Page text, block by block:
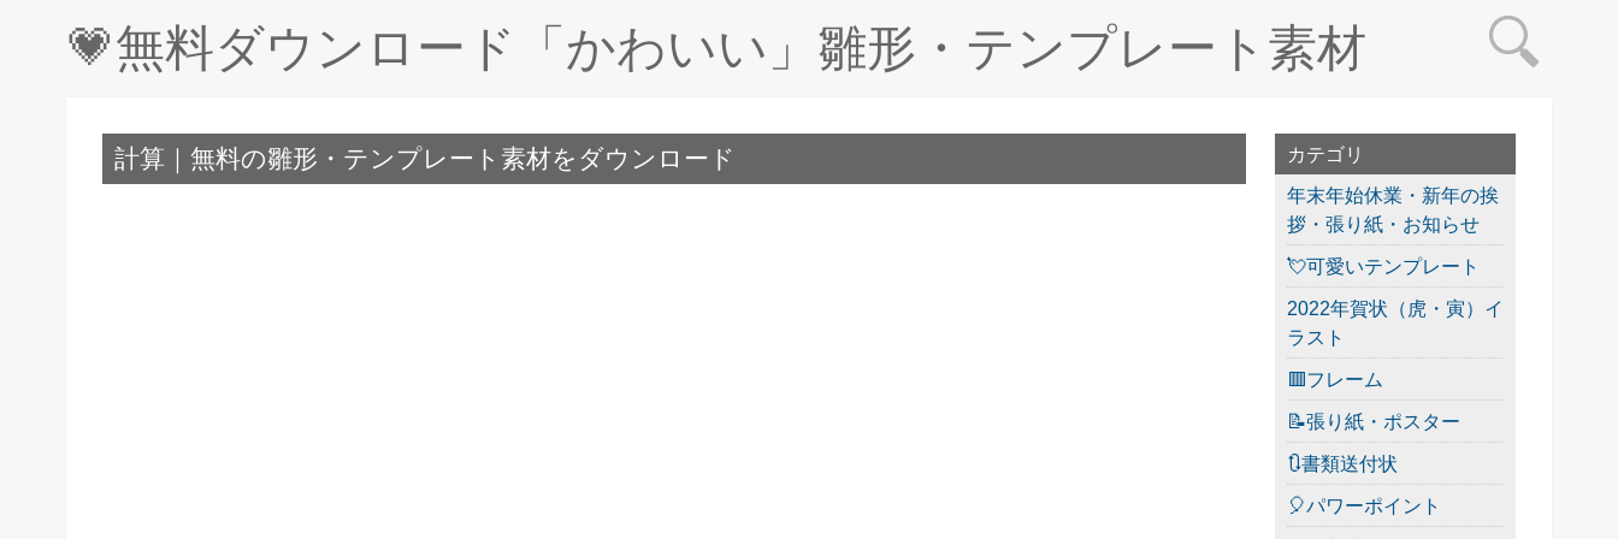
💗無料ダウンロード「かわいい」雛形・テンプレート素材
計算｜無料の雛形・テンプレート素材をダウンロード
カテゴリ
年末年始休業・新年の挨
拶・張り紙・お知らせ
💘可愛いテンプレート
2022年賀状（虎・寅）イ
ラスト
🟥フレーム
📝張り紙・ポスター
🔃書類送付状
🎈パワーポイント